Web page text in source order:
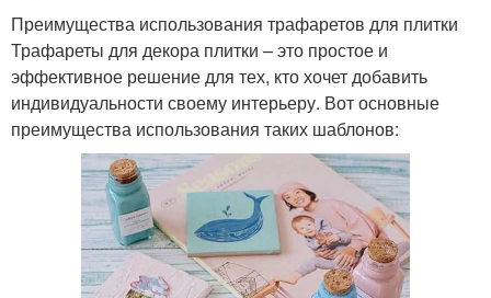
Преимущества использования трафаретов для плитки
Трафареты для декора плитки – это простое и
эффективное решение для тех, кто хочет добавить
индивидуальности своему интерьеру. Вот основные
преимущества использования таких шаблонов: